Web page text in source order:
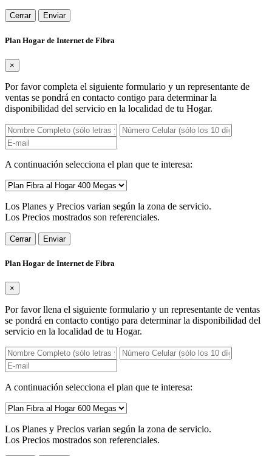
Cerrar Enviar
Plan Hogar de Internet de Fibra
×
Por favor completa el siguiente formulario y un representante de
ventas se pondrá en contacto contigo para determinar la
disponibilidad del servicio en la localidad de tu Hogar.
A continuación selecciona el plan que te interesa:
Los Planes y Precios varian según la zona de servicio.
Los Precios mostrados son referenciales.
Cerrar Enviar
Plan Hogar de Internet de Fibra
×
Por favor llena el siguiente formulario y un representante de ventas
se pondrá en contacto contigo para determinar la disponibilidad del
servicio en la localidad de tu Hogar.
A continuación selecciona el plan que te interesa:
Los Planes y Precios varian según la zona de servicio.
Los Precios mostrados son referenciales.